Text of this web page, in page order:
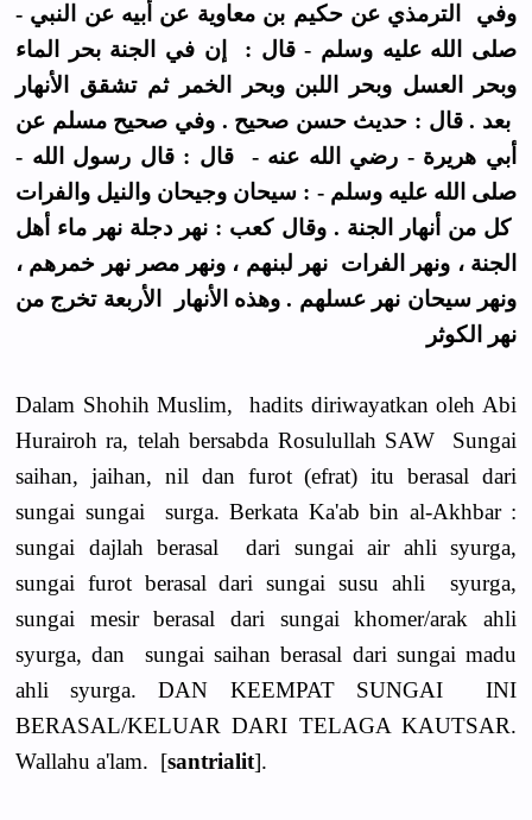
وفي الترمذي عن حكيم بن معاوية عن أبيه عن النبي -
صلى الله عليه وسلم - قال : إن في الجنة بحر الماء
وبحر العسل وبحر اللبن وبحر الخمر ثم تشقق الأنهار
بعد . قال : حديث حسن صحيح . وفي صحيح مسلم عن
أبي هريرة - رضي الله عنه - قال : قال رسول الله -
صلى الله عليه وسلم - : سيحان وجيحان والنيل والفرات
كل من أنهار الجنة . وقال كعب : نهر دجلة نهر ماء أهل
الجنة ، ونهر الفرات نهر لبنهم ، ونهر مصر نهر خمرهم ،
ونهر سيحان نهر عسلهم . وهذه الأنهار الأربعة تخرج من
نهر الكوثر
Dalam Shohih Muslim, hadits diriwayatkan oleh Abi
Hurairoh ra, telah bersabda Rosulullah SAW Sungai
saihan, jaihan, nil dan furot (efrat) itu berasal dari
sungai sungai surga. Berkata Ka'ab bin al-Akhbar :
sungai dajlah berasal dari sungai air ahli syurga,
sungai furot berasal dari sungai susu ahli syurga,
sungai mesir berasal dari sungai khomer/arak ahli
syurga, dan sungai saihan berasal dari sungai madu
ahli syurga. DAN KEEMPAT SUNGAI INI
BERASAL/KELUAR DARI TELAGA KAUTSAR.
Wallahu a'lam. [santrialit].